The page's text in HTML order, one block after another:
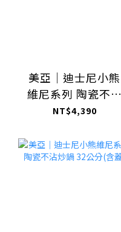
美亞｜迪士尼小熊
維尼系列 陶瓷不沾
雙耳湯鍋24公分
NT$4,390